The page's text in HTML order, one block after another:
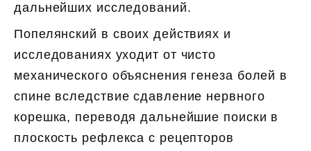
дальнейших исследований.
Попелянский в своих действиях и
исследованиях уходит от чисто
механического объяснения генеза болей в
спине вследствие сдавление нервного
корешка, переводя дальнейшие поиски в
плоскость рефлекса с рецепторов